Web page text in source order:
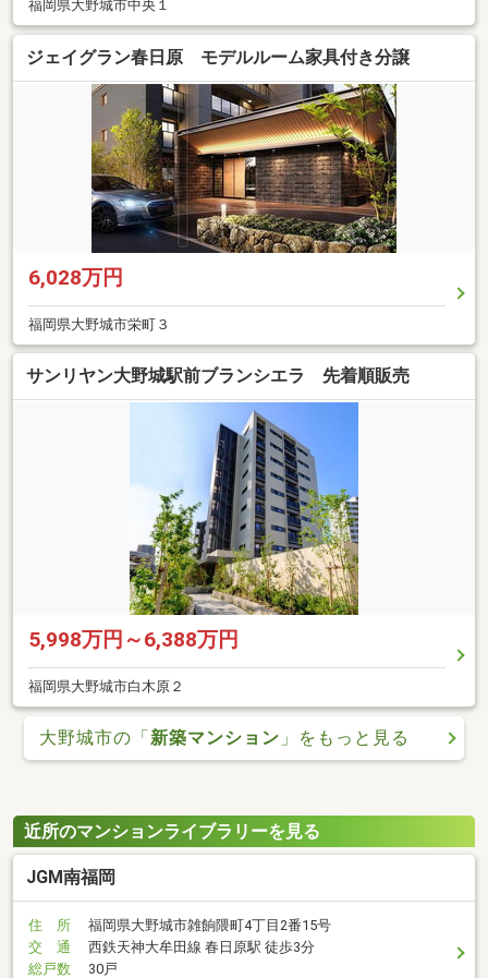
福岡県大野城市中央１
ジェイグラン春日原 モデルルーム家具付き分譲
6,028万円
福岡県大野城市栄町３
サンリヤン大野城駅前ブランシエラ 先着順販売
5,998万円～6,388万円
福岡県大野城市白木原２
大野城市の「新築マンション 」をもっと見る
近所のマンションライブラリーを見る
JGM南福岡
住 所
福岡県大野城市雑餉隈町4丁目2番15号
交 通
西鉄天神大牟田線 春日原駅 徒歩3分
総戸数
30戸